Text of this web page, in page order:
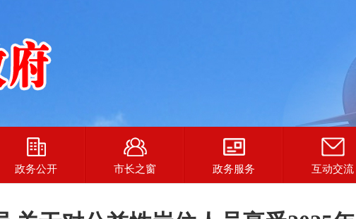
政务公开 市长之窗 政务服务 互动交流